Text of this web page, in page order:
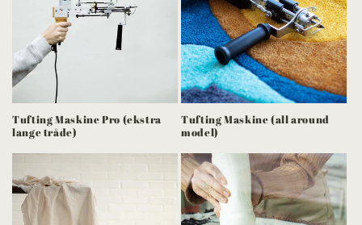
Tufting Maskine Pro (ekstra
lange tråde)
Tufting Maskine (all around
model)